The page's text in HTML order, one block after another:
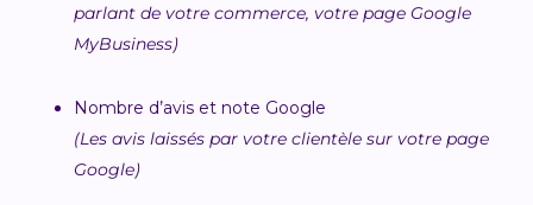
parlant de votre commerce, votre page Google
MyBusiness)
Nombre d’avis et note Google
(Les avis laissés par votre clientèle sur votre page
Google)